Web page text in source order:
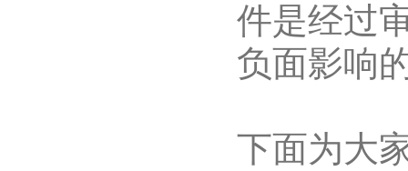
件是经过
负面影响
下面为大